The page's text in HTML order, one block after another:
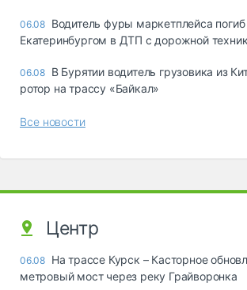
06.08 Водитель фуры маркетплейса
Екатеринбургом в ДТП с дорожной
06.08 В Бурятии водитель грузовика из
ротор на трассу «Байкал»
Все новости
Центр
06.08 На трассе Курск – Касторное
метровый мост через реку Грайворонка